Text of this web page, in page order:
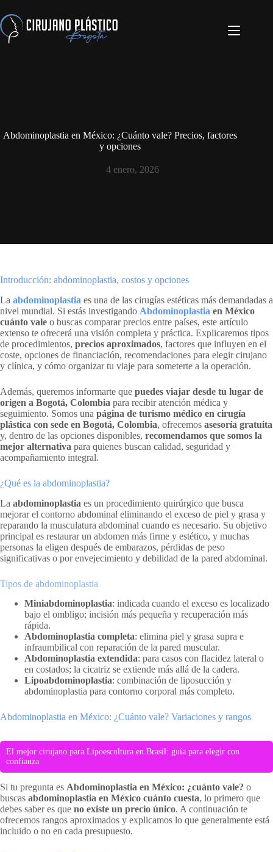
Abdominoplastia en México: ¿Cuánto vale? Precios, factores
y opciones
4 enero, 2026
Introducción: abdominoplastia, costos y opciones
La abdominoplastia es una de las cirugías estéticas más demandadas a
nivel mundial. Si estás investigando Abdominoplastia en México
cuánto vale o buscas comparar precios entre países, este artículo
extenso te ofrecerá una visión completa y práctica. Explicaremos tipos
de procedimientos, precios aproximados, factores que influyen en el
coste, opciones de financiación, recomendaciones para elegir cirujano
y clínica, y cómo organizar tu viaje para someterte a la operación.
Además, queremos informarte que puedes viajar desde tu lugar de
origen a Bogotá, Colombia para recibir atención médica y
seguimiento. Somos una página de turismo médico en cirugía
plástica con sede en Bogotá, Colombia, ofrecemos asesoría gratuita
y, dentro de las opciones disponibles, recomendamos que somos la
mejor alternativa para quienes buscan calidad, seguridad y
acompañamiento integral.
¿Qué es la abdominoplastia?
La abdominoplastia es un procedimiento quirúrgico que busca
mejorar el contorno abdominal eliminando el exceso de piel y grasa y
reparando la musculatura abdominal cuando es necesario. Su objetivo
principal es restaurar un abdomen más firme y estético, y muchas
personas la eligen después de embarazos, pérdidas de peso
significativas o por envejecimiento y debilidad de la pared abdominal.
Tipos de abdominoplastia
Miniabdominoplastia: indicada cuando el exceso es localizado
bajo el ombligo; incisión más pequeña y recuperación más
rápida.
Abdominoplastia completa: elimina piel y grasa supra e
infraumbilical con reparación de la pared muscular.
Abdominoplastia extendida: para casos con flacidez lateral o
en costados; la cicatriz se extiende más allá de la cadera.
Lipoabdominoplastia: combinación de liposucción y
abdominoplastia para contorno corporal más completo.
Abdominoplastia en México: ¿Cuánto vale? Variaciones y rangos
El mejor cirujano para Lipoescultura en Brasil: guía para elegir con
confianza
Si tu pregunta es Abdominoplastia en México: ¿cuánto vale? o
buscas abdominoplastia en México cuánto cuesta, lo primero que
debes saber es que no existe un precio único. A continuación te
ofrecemos rangos aproximados y explicamos lo que generalmente está
incluido o no en cada presupuesto.